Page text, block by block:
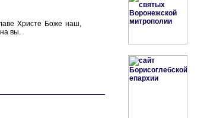
Христе Боже наш,
вы.